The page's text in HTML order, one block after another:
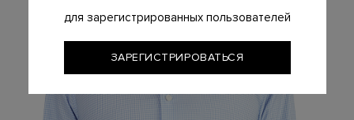
для зарегистрированных пользователей
ЗАРЕГИСТРИРОВАТЬСЯ